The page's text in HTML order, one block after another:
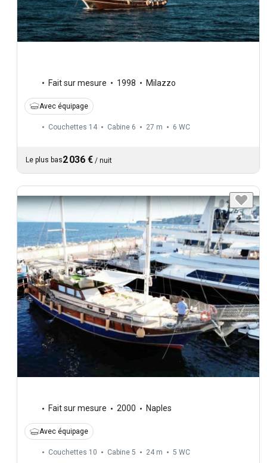
Fait sur mesure 1998 Milazzo
Avec équipage
Couchettes 14 Cabine 6 27 m 6 WC
Le plus bas2 036 € / nuit
Fait sur mesure 2000 Naples
Avec équipage
Couchettes 10 Cabine 5 24 m 5 WC